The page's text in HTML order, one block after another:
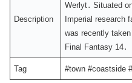
Description
Werlyt․ Situated
Imperial research
was recently
Final Fantasy 14․
Tag #town #coastside